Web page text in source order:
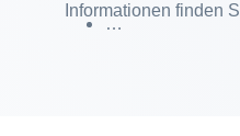
Informationen finden
…